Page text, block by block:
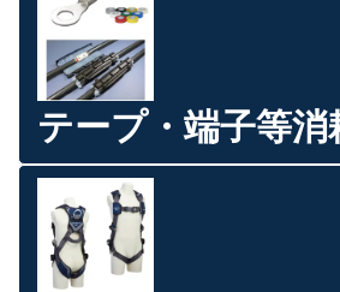
テープ・端子等消